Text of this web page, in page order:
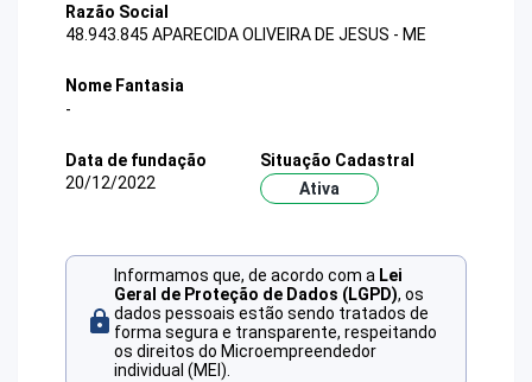
Razão Social
48.943.845 APARECIDA OLIVEIRA DE JESUS - ME
Nome Fantasia
-
Data de fundação
20/12/2022
Situação Cadastral
Ativa
Informamos que, de acordo com a Lei
Geral de Proteção de Dados (LGPD), os
dados pessoais estão sendo tratados de
forma segura e transparente, respeitando
os direitos do Microempreendedor
individual (MEI).